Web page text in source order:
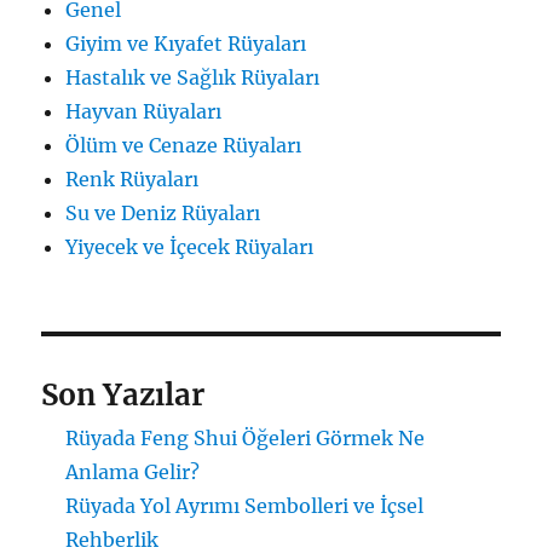
Genel
Giyim ve Kıyafet Rüyaları
Hastalık ve Sağlık Rüyaları
Hayvan Rüyaları
Ölüm ve Cenaze Rüyaları
Renk Rüyaları
Su ve Deniz Rüyaları
Yiyecek ve İçecek Rüyaları
Son Yazılar
Rüyada Feng Shui Öğeleri Görmek Ne
Anlama Gelir?
Rüyada Yol Ayrımı Sembolleri ve İçsel
Rehberlik